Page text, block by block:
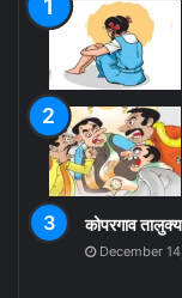
कोपरगाव
December